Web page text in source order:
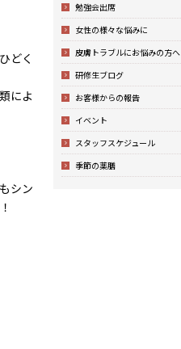
どく
によ
シン
勉強会出席
女性の様々な悩みに
皮膚トラブルにお悩みの方へ
研修生ブログ
お客様からの報告
イベント
スタッフスケジュール
季節の薬膳